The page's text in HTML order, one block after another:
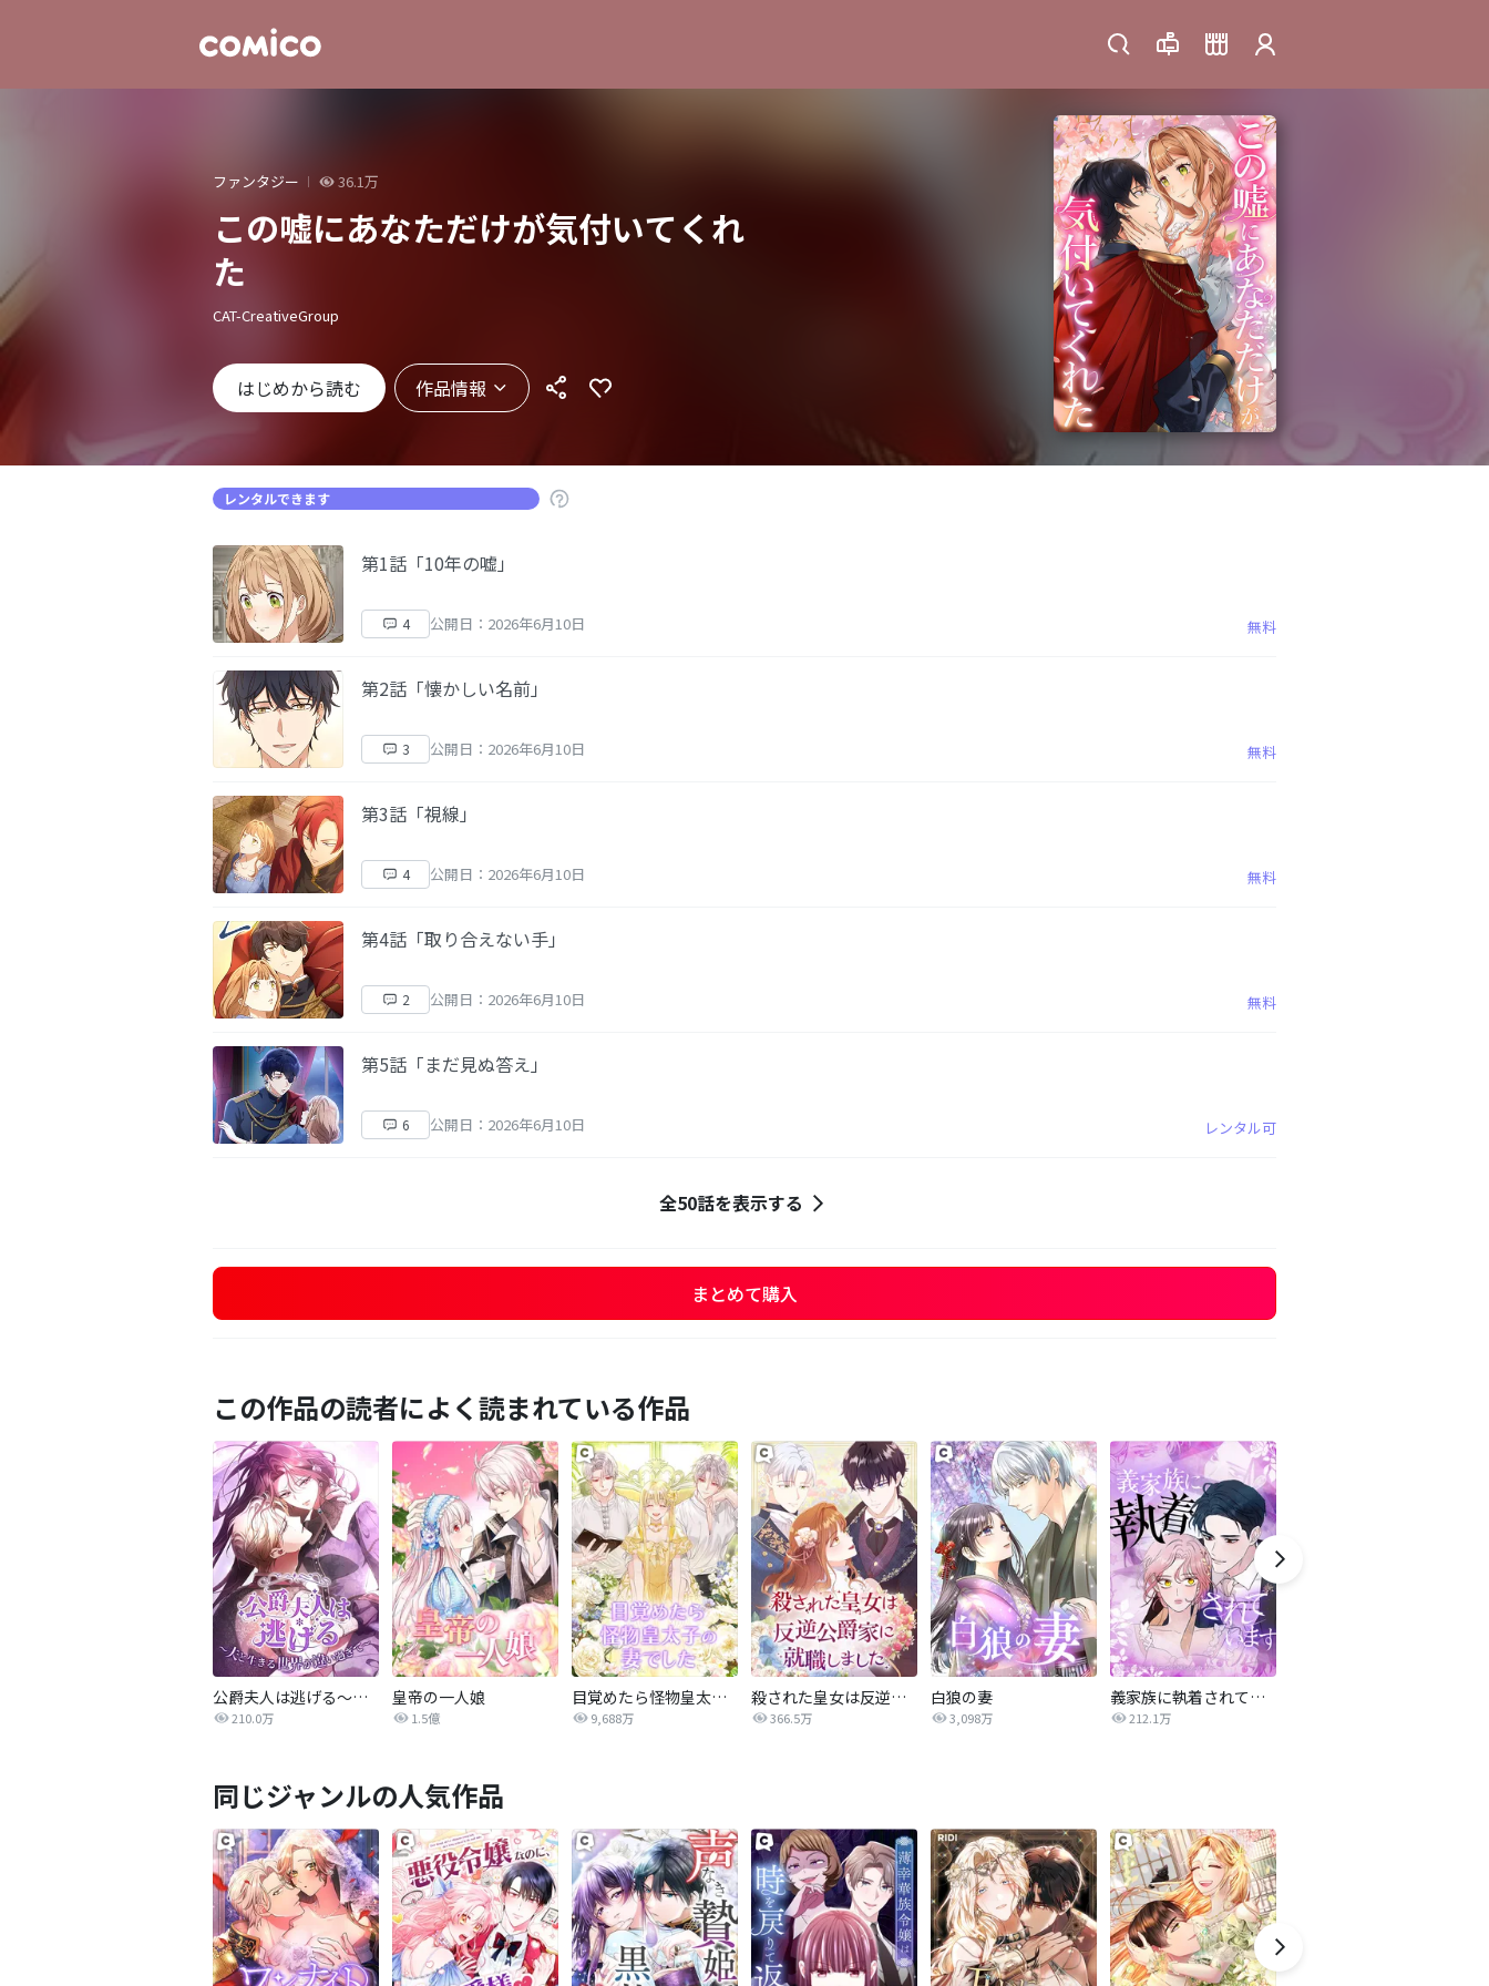
ファンタジー 36.1万
この嘘にあなただけが気付いてくれ
た
CAT-CreativeGroup
はじめから読む 作品情報
レンタルできます
第1話「10年の嘘」
4 公開日：2026年6月10日 無料
第2話「懐かしい名前」
3 公開日：2026年6月10日 無料
第3話「視線」
4 公開日：2026年6月10日 無料
第4話「取り合えない手」
2 公開日：2026年6月10日 無料
第5話「まだ見ぬ答え」
6 公開日：2026年6月10日 レンタル可
全50話を表示する
まとめて購入
この作品の読者によく読まれている作品
公爵夫人は逃げる～夫と生きる世界が違い過ぎて～
210.0万
皇帝の一人娘
1.5億
目覚めたら怪物皇太子の妻でした
9,688万
殺された皇女は反逆公爵家に就職しました
366.5万
白狼の妻
3,098万
義家族に執着されています
212.1万
同じジャンルの人気作品